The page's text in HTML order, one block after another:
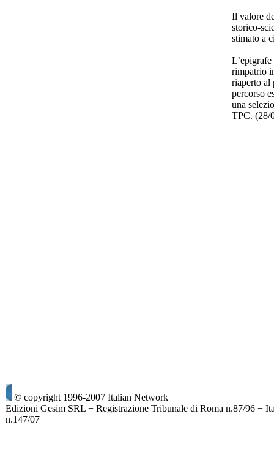
Il valore
storico-
stimato a
rimpatrio
riaperto al
percorso
una
TPC.
© copyright 1996-2007 Italian Network
Edizioni Gesim SRL − Registrazione Tribunale di Roma n.87/96 −
n.147/07